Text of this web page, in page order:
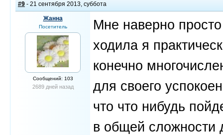
#9 - 21 сентября 2013, суббота
Жанна
Посетитель
Сообщений: 103
2689 дней назад
Мне наверно
ходила я
конечно
для своего
что что нибудь
в общей сложности